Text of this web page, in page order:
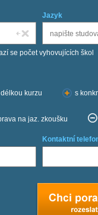
Jazyk
se počet vyhovujících škol
kurzu s
na jaz. zkoušku
Kontaktní